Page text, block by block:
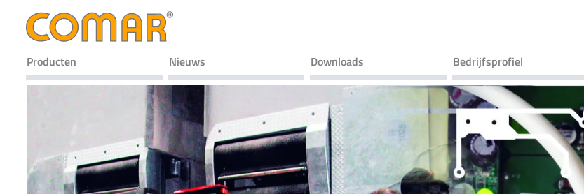
Producten Nieuws Downloads Bedrijfsprofiel